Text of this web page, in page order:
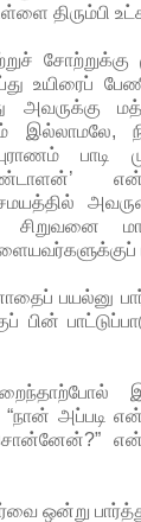
திரும்பி
சோற்றுக்கு
உயிரைப்
அவருக்கு
பாடி
பயல்னு
பின்
அப்படி
ஒன்று